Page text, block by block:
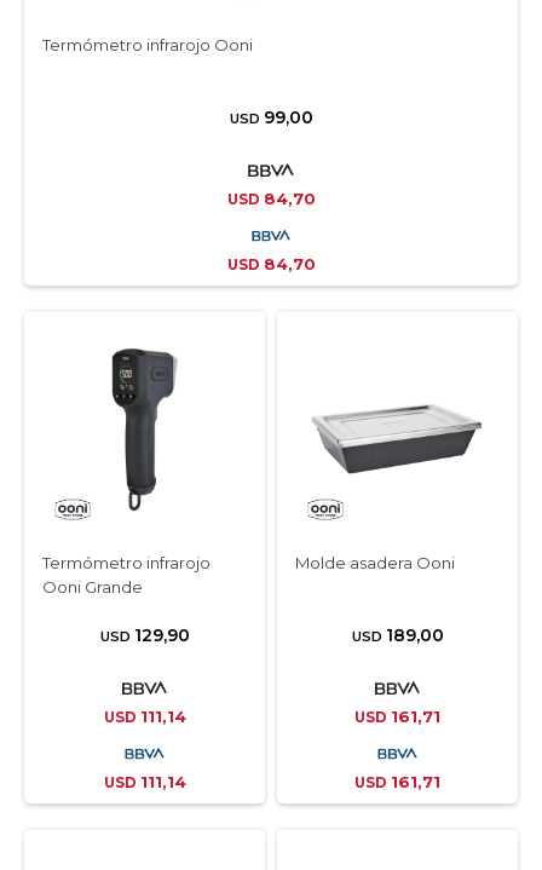
Termómetro infrarojo Ooni
USD 99,00
USD 84,70
USD 84,70
Termómetro infrarojo
Ooni Grande
USD 129,90
USD 111,14
USD 111,14
Molde asadera Ooni
USD 189,00
USD 161,71
USD 161,71